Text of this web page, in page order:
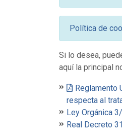
Política de
Si lo desea,
aquí la principal
Reglamento
respecta al
Ley Orgánica
Real Decreto